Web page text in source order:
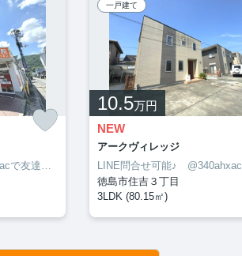
LINE問合せ可能♪ @340ahxacで友達検索して下さい
一戸建て
10.5万円
NEW
アークヴィレッジ
徳島市住吉３丁目
3LDK (80.15㎡)